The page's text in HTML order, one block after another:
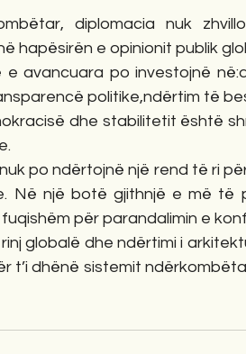
diplomacia nuk
hapësirën e opinionit publik
avancuara po investojnë
politike,ndërtim të
dhe stabilitetit është
po ndërtojnë një rend të ri
Në një botë gjithnjë e më të
për parandalimin e
globalë dhe ndërtimi i
t’i dhënë sistemit